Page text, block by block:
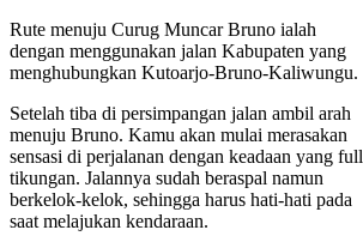
Rute menuju Curug Muncar Bruno ialah
dengan menggunakan jalan Kabupaten yang
menghubungkan Kutoarjo-Bruno-Kaliwungu.
Setelah tiba di persimpangan jalan ambil arah
menuju Bruno. Kamu akan mulai merasakan
sensasi di perjalanan dengan keadaan yang full
tikungan. Jalannya sudah beraspal namun
berkelok-kelok, sehingga harus hati-hati pada
saat melajukan kendaraan.